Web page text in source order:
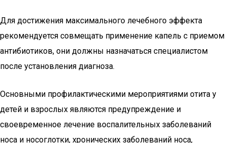
Для достижения максимального лечебного эффекта
рекомендуется совмещать применение капель с приемом
антибиотиков, они должны назначаться специалистом
после установления диагноза.
Основными профилактическими мероприятиями отита у
детей и взрослых являются предупреждение и
своевременное лечение воспалительных заболеваний
носа и носоглотки, хронических заболеваний носа,